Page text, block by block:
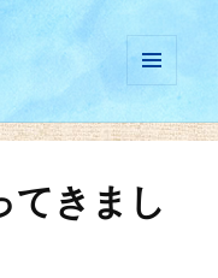
ィジェ
てきまし